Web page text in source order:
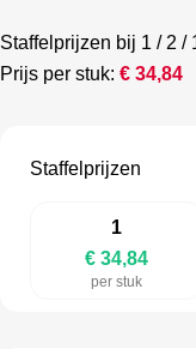
Staffelprijzen bij 1 / 2 /
Prijs per stuk: € 34,84
Staffelprijzen
1
€ 34,84
per stuk